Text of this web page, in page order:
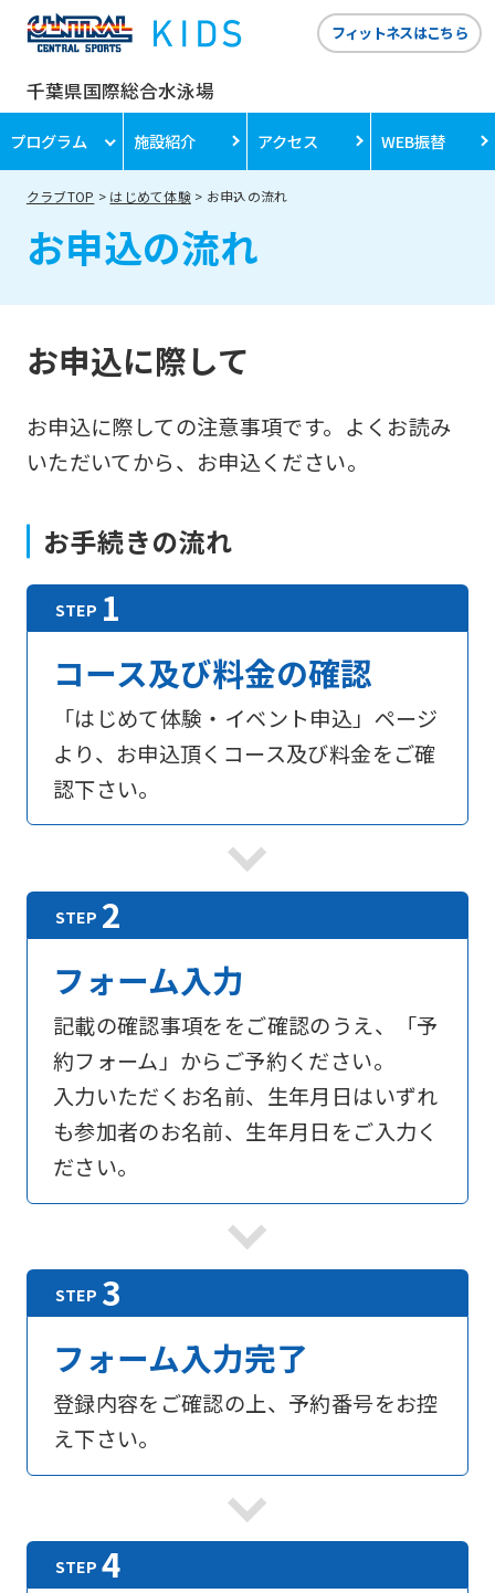
千葉県国際総合水泳場
フィットネスはこちら
プログラム 施設紹介 アクセス WEB振替
クラブTOP はじめて体験 お申込の流れ
お申込の流れ
お申込に際して
お申込に際しての注意事項です。よくお読み
いただいてから、お申込ください。
お手続きの流れ
コース及び料金の確認
「はじめて体験・イベント申込」ページ
より、お申込頂くコース及び料金をご確
認下さい。
フォーム入力
記載の確認事項ををご確認のうえ、「予
約フォーム」からご予約ください。
入力いただくお名前、生年月日はいずれ
も参加者のお名前、生年月日をご入力く
ださい。
フォーム入力完了
登録内容をご確認の上、予約番号をお控
え下さい。
foreigners